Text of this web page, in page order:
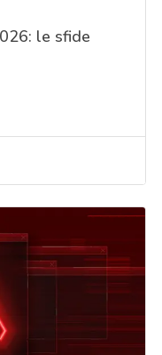
le sfide